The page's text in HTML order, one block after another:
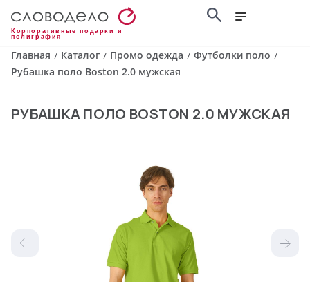
Корпоративные подарки и
полиграфия
Главная / Каталог / Промо одежда / Футболки поло /
Рубашка поло Boston 2.0 мужская
РУБАШКА ПОЛО BOSTON 2.0 МУЖСКАЯ